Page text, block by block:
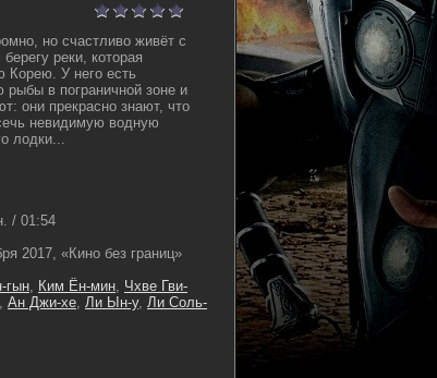
но счастливо живёт с
реки, которая
У него есть
в пограничной зоне и
они прекрасно знают, что
невидимую водную
лодки...
/ 01:54
2017, «Кино без границ»
гын, Ким Ён-мин, Чхве Гви-
, Ан Джи-хе, Ли Ын-у, Ли Соль-